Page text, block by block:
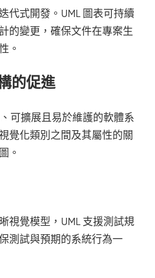
代式開發。UML 圖表可持續
的變更，確保文件在專案生
。
的促進
可擴展且易於維護的軟體系
覺化類別之間及其屬性的關
。
視覺模型，UML 支援測試規
測試與預期的系統行為一